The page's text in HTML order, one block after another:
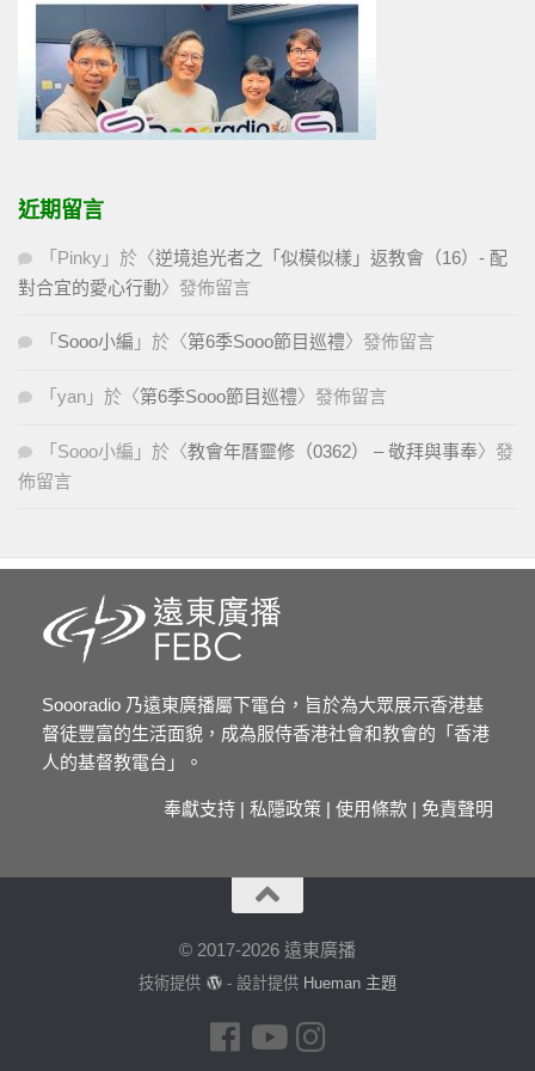
近期留言
「 Pinky 」於〈逆境追光者之「似模似樣」返教會（16）- 配
對合宜的愛心行動〉發佈留言
「 Sooo小編 」於〈第6季Sooo節目巡禮〉發佈留言
「 yan 」於〈第6季Sooo節目巡禮〉發佈留言
「 Sooo小編 」於〈教會年曆靈修（0362） – 敬拜與事奉〉發
佈留言
Soooradio 乃遠東廣播屬下電台，旨於為大眾展示香港基
督徒豐富的生活面貌，成為服侍香港社會和教會的「香港
人的基督教電台」。
奉獻支持 | 私隱政策 | 使用條款 | 免責聲明
© 2017-2026 遠東廣播
技術提供 - 設計提供 Hueman 主題